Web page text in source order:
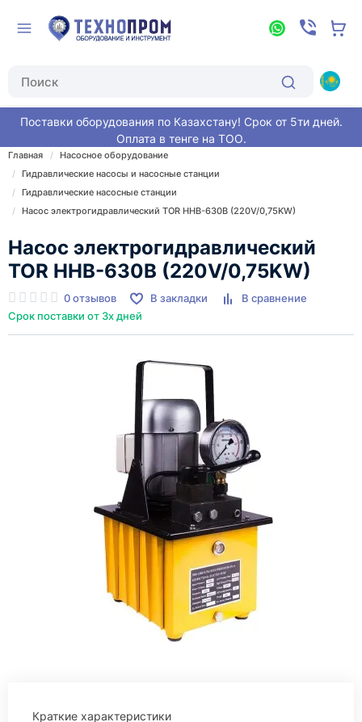
Поставки оборудования по Казахстану! Срок от 5ти дней.
Оплата в тенге на ТОО.
Главная
Насосное оборудование
Гидравлические насосы и насосные станции
Гидравлические насосные станции
Насос электрогидравлический TOR HHB-630B (220V/0,75KW)
Насос электрогидравлический
TOR HHB-630B (220V/0,75KW)
0 отзывов В закладки
В сравнение
Срок поставки от 3х дней
Краткие характеристики